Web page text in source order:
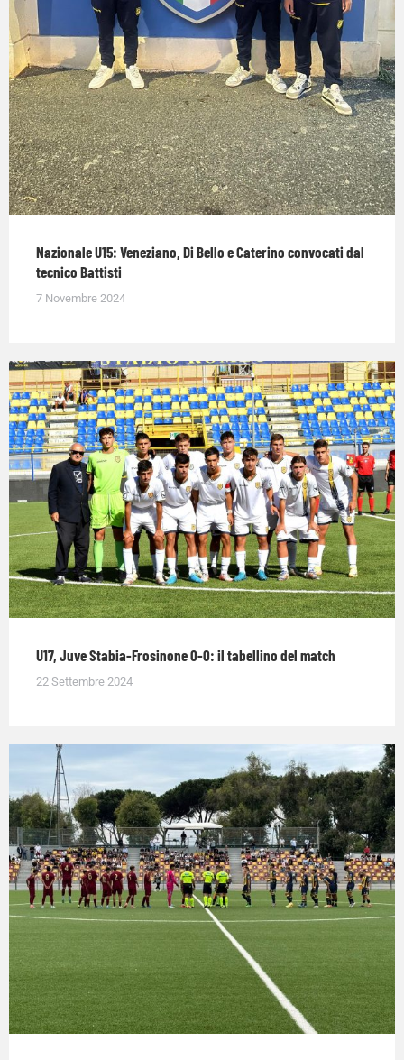
Nazionale U15: Veneziano, Di Bello e Caterino convocati dal
tecnico Battisti
7 Novembre 2024
U17, Juve Stabia-Frosinone 0-0: il tabellino del match
22 Settembre 2024